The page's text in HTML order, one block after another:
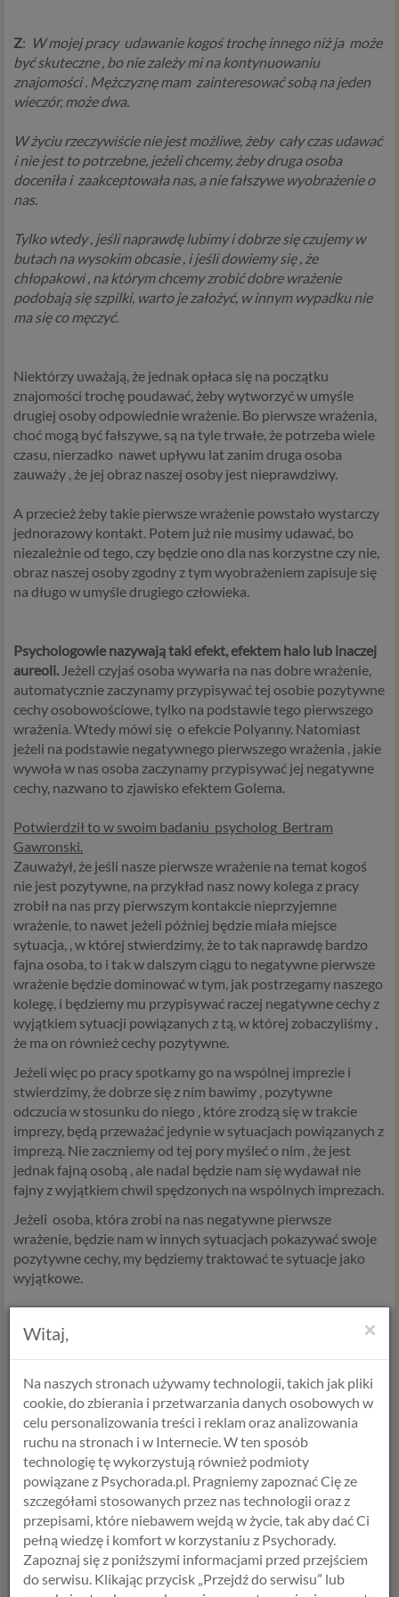
Z: W mojej pracy udawanie kogoś trochę innego niż ja może
być skuteczne , bo nie zależy mi na kontynuowaniu
znajomości . Mężczyznę mam zainteresować sobą na jeden
wieczór, może dwa.
W życiu rzeczywiście nie jest możliwe, żeby cały czas udawać
i nie jest to potrzebne, jeżeli chcemy, żeby druga osoba
doceniła i zaakceptowała nas, a nie fałszywe wyobrażenie o
nas.
Tylko wtedy , jeśli naprawdę lubimy i dobrze się czujemy w
butach na wysokim obcasie , i jeśli dowiemy się , że
chłopakowi , na którym chcemy zrobić dobre wrażenie
podobają się szpilki, warto je założyć, w innym wypadku nie
ma się co męczyć.
Niektórzy uważają, że jednak opłaca się na początku
znajomości trochę poudawać, żeby wytworzyć w umyśle
drugiej osoby odpowiednie wrażenie. Bo pierwsze wrażenia,
choć mogą być fałszywe, są na tyle trwałe, że potrzeba wiele
czasu, nierzadko nawet upływu lat zanim druga osoba
zauważy , że jej obraz naszej osoby jest nieprawdziwy.
A przecież żeby takie pierwsze wrażenie powstało wystarczy
jednorazowy kontakt. Potem już nie musimy udawać, bo
niezależnie od tego, czy będzie ono dla nas korzystne czy nie,
obraz naszej osoby zgodny z tym wyobrażeniem zapisuje się
na długo w umyśle drugiego człowieka.
Psychologowie nazywają taki efekt, efektem halo lub inaczej
aureoli. Jeżeli czyjaś osoba wywarła na nas dobre wrażenie,
automatycznie zaczynamy przypisywać tej osobie pozytywne
cechy osobowościowe, tylko na podstawie tego pierwszego
wrażenia. Wtedy mówi się o efekcie Polyanny. Natomiast
jeżeli na podstawie negatywnego pierwszego wrażenia , jakie
wywoła w nas osoba zaczynamy przypisywać jej negatywne
cechy, nazwano to zjawisko efektem Golema.
Potwierdził to w swoim badaniu psycholog Bertram
Gawronski.
Zauważył, że jeśli nasze pierwsze wrażenie na temat kogoś
nie jest pozytywne, na przykład nasz nowy kolega z pracy
zrobił na nas przy pierwszym kontakcie nieprzyjemne
wrażenie, to nawet jeżeli później będzie miała miejsce
sytuacja, , w której stwierdzimy, że to tak naprawdę bardzo
fajna osoba, to i tak w dalszym ciągu to negatywne pierwsze
wrażenie będzie dominować w tym, jak postrzegamy naszego
kolegę, i będziemy mu przypisywać raczej negatywne cechy z
wyjątkiem sytuacji powiązanych z tą, w której zobaczyliśmy ,
że ma on również cechy pozytywne.
Jeżeli więc po pracy spotkamy go na wspólnej imprezie i
stwierdzimy, że dobrze się z nim bawimy , pozytywne
odczucia w stosunku do niego , które zrodzą się w trakcie
imprezy, będą przeważać jedynie w sytuacjach powiązanych z
imprezą. Nie zaczniemy od tej pory myśleć o nim , że jest
jednak fajną osobą , ale nadal będzie nam się wydawał nie
fajny z wyjątkiem chwil spędzonych na wspólnych imprezach.
Jeżeli osoba, która zrobi na nas negatywne pierwsze
wrażenie, będzie nam w innych sytuacjach pokazywać swoje
pozytywne cechy, my będziemytraktować te sytuacje jako
wyjątkowe.
Kluczem do zatarcia pierwszego wrażenia, jest próba jego
zmiany w wielu różnych kontekstach.
najwięcej takich uznanych przez nas za wyjątkowe sytuacji, w
których zachowanie naszego kolegi wzbudzi w nas
pozytywne wrażenie, żeby negatywne pierwsze wrażenie
zaczęło tracić swoją moc.
I jeżeli pierwsze wrażenie jakie na nas kolega wywarł miało
miejsce w pracy, nie zmienimy tego przekonania o nim, jeżeli
tylko w pracy zacznie pokazywać nam, że ma wiele cech
przeczących temu naszemu pierwszemu wrażeniu. Skuteczne
dla zmiany naszego przekonania o nim na pozytywne będzie
to, jeśli zaczniemyodkrywać pozytywne cechy kolegi w
×
Witaj,
Na naszych stronach używamy technologii, takich jak pliki
cookie, do zbierania i przetwarzania danych osobowych w
celu personalizowania treści i reklam oraz analizowania
ruchu na stronach i w Internecie. W ten sposób
technologię tę wykorzystują również podmioty
powiązane z Psychorada.pl. Pragniemy zapoznać Cię ze
szczegółami stosowanych przez nas technologii oraz z
przepisami, które niebawem wejdą w życie, tak aby dać Ci
pełną wiedzę i komfort w korzystaniu z Psychorady.
Zapoznaj się z poniższymi informacjami przed przejściem
do serwisu. Klikając przycisk „Przejdź do serwisu” lub